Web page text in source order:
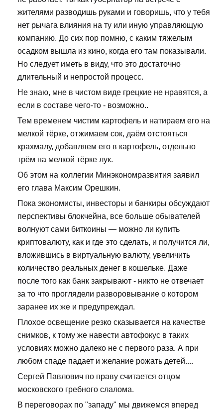
жителями разводишь руками и говоришь, что у тебя
нет рычага влияния на ту или иную управляющую
компанию. До сих пор помню, с каким тяжелым
осадком вышла из кино, когда его там показывали.
Но следует иметь в виду, что это достаточно
длительный и непростой процесс.
Не знаю, мне в чистом виде грецкие не нравятся, а
если в составе чего-то - возможно..
Тем временем чистим картофель и натираем его на
мелкой тёрке, отжимаем сок, даём отстояться
крахмалу, добавляем его в картофель, отдельно
трём на мелкой тёрке лук.
Об этом на коллегии Минэкономразвития заявил
его глава Максим Орешкин.
Пока экономисты, инвесторы и банкиры обсуждают
перспективы блокчейна, все больше обывателей
волнуют сами биткоины — можно ли купить
криптовалюту, как и где это сделать, и получится ли,
вложившись в виртуальную валюту, увеличить
количество реальных денег в кошельке. Даже
после того как банк закрывают - никто не отвечает
за то что проглядели разворовывание о котором
заранее их же и предупреждал.
Плохое освещение резко сказывается на качестве
снимков, к тому же навести автофокус в таких
условиях можно далеко не с первого раза. А при
любом спаде падает и желание рожать детей....
Сергей Павлович по праву считается отцом
московского гребного слалома.
В переговорах по "западу" мы движемся вперед